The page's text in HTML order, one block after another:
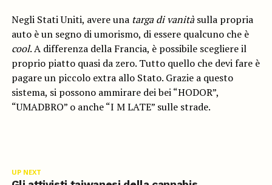
Negli Stati Uniti, avere una targa di vanitàsulla propria
auto è un segno di umorismo, di essere qualcuno che è
cool. A differenza della Francia, è possibile scegliere il
proprio piatto quasi da zero. Tutto quello che devi fare è
pagare un piccolo extra allo Stato. Grazie a questo
sistema, si possono ammirare dei bei “HODOR”,
“UMADBRO” o anche “I M LATE” sulle strade.
UP NEXT